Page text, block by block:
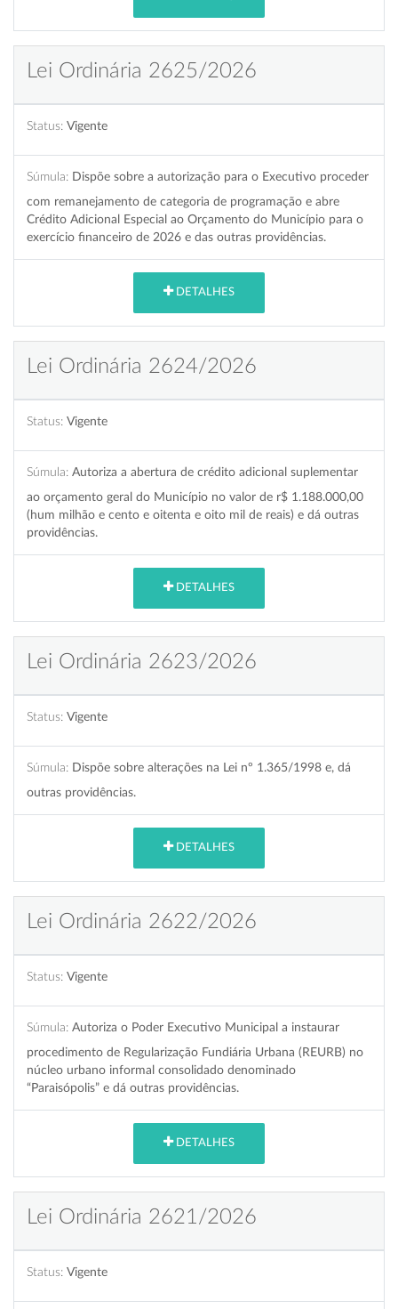
Lei Ordinária 2625/2026
Status: Vigente
Súmula: Dispõe sobre a autorização para o Executivo proceder
com remanejamento de categoria de programação e abre
Crédito Adicional Especial ao Orçamento do Município para o
exercício financeiro de 2026 e das outras providências.
DETALHES
Lei Ordinária 2624/2026
Status: Vigente
Súmula: Autoriza a abertura de crédito adicional suplementar
ao orçamento geral do Município no valor de r$ 1.188.000,00
(hum milhão e cento e oitenta e oito mil de reais) e dá outras
providências.
DETALHES
Lei Ordinária 2623/2026
Status: Vigente
Súmula: Dispõe sobre alterações na Lei nº 1.365/1998 e, dá
outras providências.
DETALHES
Lei Ordinária 2622/2026
Status: Vigente
Súmula: Autoriza o Poder Executivo Municipal a instaurar
procedimento de Regularização Fundiária Urbana (REURB) no
núcleo urbano informal consolidado denominado
“Paraisópolis” e dá outras providências.
DETALHES
Lei Ordinária 2621/2026
Status: Vigente